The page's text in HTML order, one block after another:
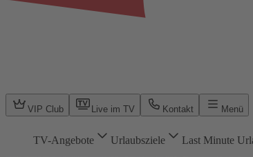
VIP Club Live im TV Kontakt Menü
TV-Angebote Urlaubsziele Last Minute